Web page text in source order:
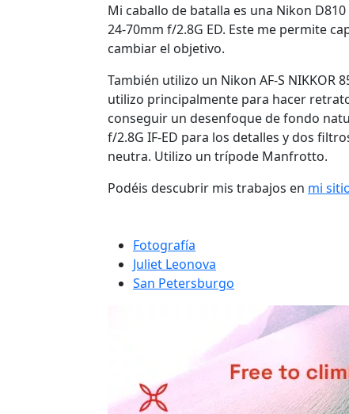
Mi caballo de batalla es una Nikon
24-70mm f/2.8G ED. Este me permite
cambiar el objetivo.
También utilizo un Nikon AF-S
utilizo principalmente para hacer
conseguir un desenfoque de fondo
f/2.8G IF-ED para los detalles y dos
neutra. Utilizo un trípode Manfrotto.
Podéis descubrir mis trabajos en mi
Fotografía
Juliet Leonova
San Petersburgo